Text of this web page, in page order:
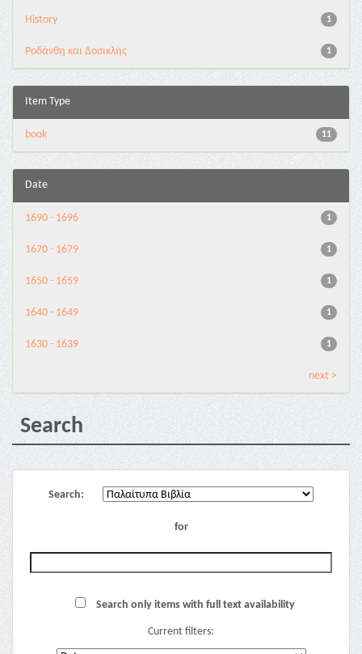
1
History
1
Ροδάνθη και Δοσικλής
Item Type
11
book
Date
1
1690 - 1696
1
1670 - 1679
1
1650 - 1659
1
1640 - 1649
1
1630 - 1639
next >
Search
Search:
for
Search only items with full text availability
Current filters: